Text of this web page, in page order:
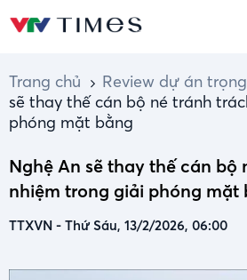
Trang chủ Review dự án
sẽ thay thế cán bộ né tránh
phóng mặt bằng
Nghệ An sẽ thay thế cán bộ
nhiệm trong giải phóng mặt
TTXVN - Thứ Sáu, 13/2/2026, 06:00